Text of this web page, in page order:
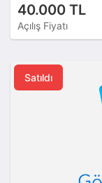
40.000 TL
Açılış Fiyatı
Satıldı